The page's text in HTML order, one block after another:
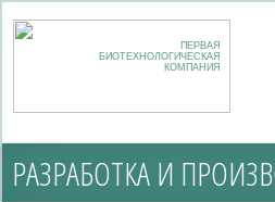
ПЕРВАЯ
БИОТЕХНОЛОГИЧЕСКАЯ
КОМПАНИЯ
РАЗРАБОТКА И